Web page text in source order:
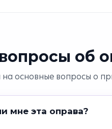
об
основные вопросы о
мне эта оправа?